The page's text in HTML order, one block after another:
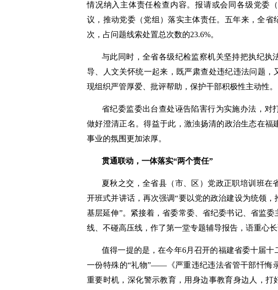
情况纳入主体责任检查内容。报请或会同各级党委
议，推动党委（党组）落实主体责任。五年来，全省
次，占问题线索处置总次数的23.6%。
与此同时，全省各级纪检监察机关坚持把执纪执
导、人文关怀统一起来，既严肃查处违纪违法问题，
现组织严管厚爱、批评帮助，保护干部积极性主动性。
省纪委监委出台查处诬告陷害行为实施办法，对
做好澄清正名。得益于此，激浊扬清的政治生态在福
事业的氛围更加浓厚。
贯通联动，一体落实“两个责任”
夏秋之交，全省县（市、区）党政正职培训班在
开班式并讲话，再次强调“要以党的政治建设为统领
基层延伸”。紧接着，省委常委、省纪委书记、省监
线、不碰高压线，作了第一堂专题辅导报告，语重心
值得一提的是，在今年6月召开的福建省委十届十
一份特殊的“礼物”——《严重违纪违法省管干部忏悔
重要时机，深化警示教育，用身边事教育身边人，打